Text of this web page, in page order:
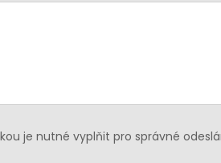
je nutné vyplňit pro správné